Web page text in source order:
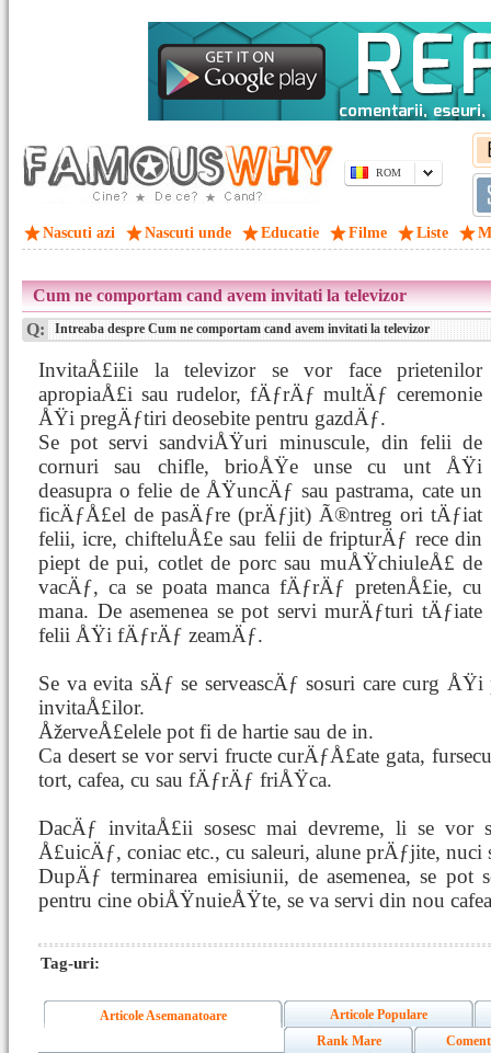
ROM
Nascuti azi Nascuti unde Educatie Filme Liste
Cum ne comportam cand avem invitati la televizor
Q: Intreaba despre Cum ne comportam cand avem invitati la televizor
InvitaÅ£iile la televizor se vor face prietenilor
apropiaÅ£i sau rudelor, fÄƒrÄƒ multÄƒ ceremonie
ÅŸi pregÄƒtiri deosebite pentru gazdÄƒ.
Se pot servi sandviÅŸuri minuscule, din felii de
cornuri sau chifle, brioÅŸe unse cu unt ÅŸi
deasupra o felie de ÅŸuncÄƒ sau pastrama, cate un
ficÄƒÅ£el de pasÄƒre (prÄƒjit) Ã®ntreg ori tÄƒiat
felii, icre, chifteluÅ£e sau felii de fripturÄƒ rece din
piept de pui, cotlet de porc sau muÅŸchiuleÅ£ de
vacÄƒ, ca se poata manca fÄƒrÄƒ pretenÅ£ie, cu
mana. De asemenea se pot servi murÄƒturi tÄƒiate
felii ÅŸi fÄƒrÄƒ zeamÄƒ.
Se va evita sÄƒ se serveascÄƒ sosuri care curg
invitaÅ£ilor.
ÅžerveÅ£elele pot fi de hartie sau de in.
Ca desert se vor servi fructe curÄƒÅ£ate gata,
tort, cafea, cu sau fÄƒrÄƒ friÅŸca.
DacÄƒ invitaÅ£ii sosesc mai devreme, li se vor
Å£uicÄƒ, coniac etc., cu saleuri, alune prÄƒjite,
DupÄƒ terminarea emisiunii, de asemenea, se
pentru cine obiÅŸnuieÅŸte, se va servi din nou
Tag-uri:
Articole Asemanatoare
Articole Populare
Rank Mare